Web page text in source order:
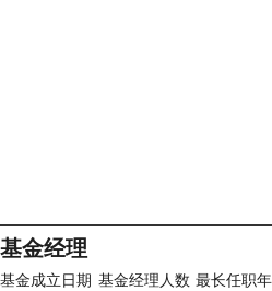
基金经理
基金成立日期 基金经理人数 最长任职